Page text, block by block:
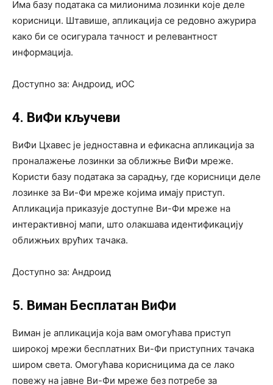
Има базу података са милионима лозинки које деле
корисници. Штавише, апликација се редовно ажурира
како би се осигурала тачност и релевантност
информација.
Доступно за: Андроид, иОС
4. ВиФи кључеви
ВиФи Цхавес је једноставна и ефикасна апликација за
проналажење лозинки за оближње ВиФи мреже.
Користи базу података за сарадњу, где корисници деле
лозинке за Ви-Фи мреже којима имају приступ.
Апликација приказује доступне Ви-Фи мреже на
интерактивној мапи, што олакшава идентификацију
оближњих врућих тачака.
Доступно за: Андроид
5. Виман Бесплатан ВиФи
Виман је апликација која вам омогућава приступ
широкој мрежи бесплатних Ви-Фи приступних тачака
широм света. Омогућава корисницима да се лако
повежу на јавне Ви-Фи мреже без потребе за